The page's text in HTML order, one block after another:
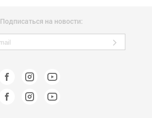
Подписаться на новости: